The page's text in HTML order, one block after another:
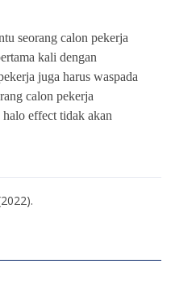
seorang calon pekerja
kali dengan
juga harus waspada
calon pekerja
effect tidak akan